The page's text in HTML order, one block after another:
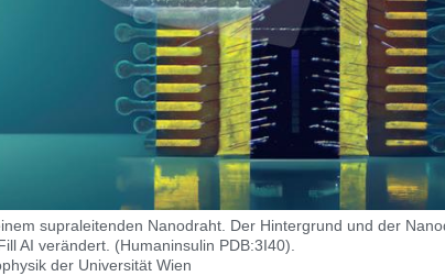
supraleitenden Nanodraht. Der Hintergrund und der
AI verändert. (Humaninsulin PDB:3I40).
der Universität Wien